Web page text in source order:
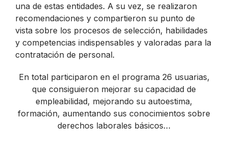
una de estas entidades. A su vez, se realizaron
recomendaciones y compartieron su punto de
vista sobre los procesos de selección, habilidades
y competencias indispensables y valoradas para la
contratación de personal.
En total participaron en el programa 26 usuarias,
que consiguieron mejorar su capacidad de
empleabilidad, mejorando su autoestima,
formación, aumentando sus conocimientos sobre
derechos laborales básicos…